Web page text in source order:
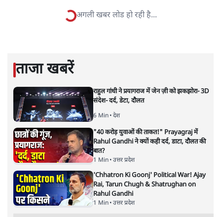
वी. एन. दासकी और स्टोरी पढ़ें
गंगा नदी में कहां तक जाएगा लक्ज़री
क्रूज़
देश| हरजिंदर| 5 JAN, 2023